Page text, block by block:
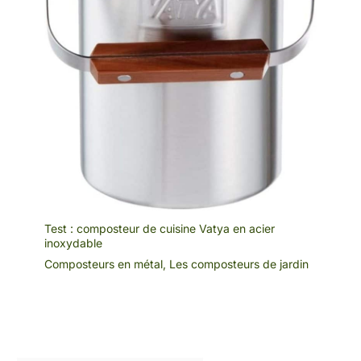
mandrin est libre de
changer les accessoires.
Idéal pour les projets de
filetage ou de perçage
dans le bois, le métal et
membre de fahfana.
Nous offrons un service
chaque membre. Nous
équipe de service après -
Test : composteur de cuisine Vatya en acier
inoxydable
Composteurs en métal, Les composteurs de jardin